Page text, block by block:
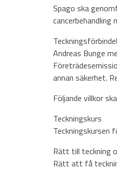
Spago ska
cancerbehandling
Andreas Bunge
annan säkerhet.
Följande villkor
Teckningskurs
Teckningskursen
Rätt till teckning
Rätt att få